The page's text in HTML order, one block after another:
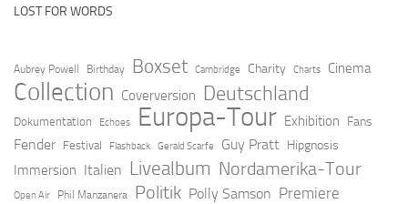
LOST FOR WORDS
Aubrey Powell Birthday Boxset Cambridge Charity Charts Cinema
Collection Coverversion Deutschland
Dokumentation Echoes Europa-Tour Exhibition Fans
Fender Festival Flashback Gerald Scarfe Guy Pratt Hipgnosis
Immersion Italien Livealbum Nordamerika-Tour
Open Air Phil Manzanera Politik Polly Samson Premiere